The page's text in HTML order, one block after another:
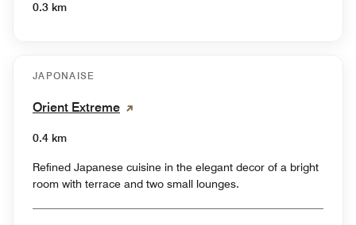
0.3 km
JAPONAISE
Orient Extreme
0.4 km
Refined Japanese cuisine in the elegant decor of a bright
room with terrace and two small lounges.